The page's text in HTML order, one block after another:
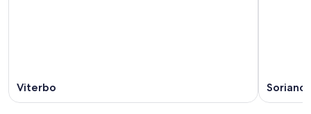
Viterbo Soriano